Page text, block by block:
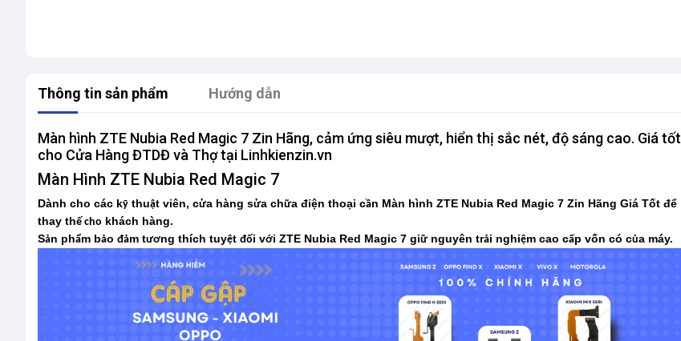
Thông tin sản phẩm Hướng dẫn
Màn hình ZTE Nubia Red Magic 7 Zin Hãng, cảm ứng siêu mượt, hiển thị sắc nét, độ sáng cao. Giá tốt
cho Cửa Hàng ĐTDĐ và Thợ tại Linhkienzin.vn
Màn Hình ZTE Nubia Red Magic 7
Dành cho các kỹ thuật viên, cửa hàng sửa chữa điện thoại cần Màn hình ZTE Nubia Red Magic 7 Zin Hãng Giá Tốt để
thay thế cho khách hàng.
Sản phẩm bảo đảm tương thích tuyệt đối với ZTE Nubia Red Magic 7 giữ nguyên trải nghiệm cao cấp vốn có của máy.